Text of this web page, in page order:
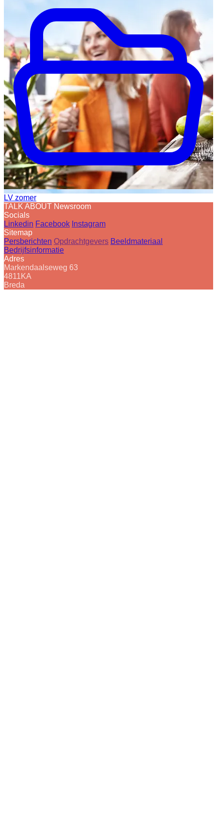
LV zomer
TALK ABOUT Newsroom
Socials
Linkedin Facebook Instagram
Sitemap
Persberichten Opdrachtgevers Beeldmateriaal
Bedrijfsinformatie
Adres
Markendaalseweg 63
4811KA
Breda